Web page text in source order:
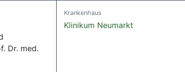
Dr. med.
Krankenhaus
Klinikum Neumarkt